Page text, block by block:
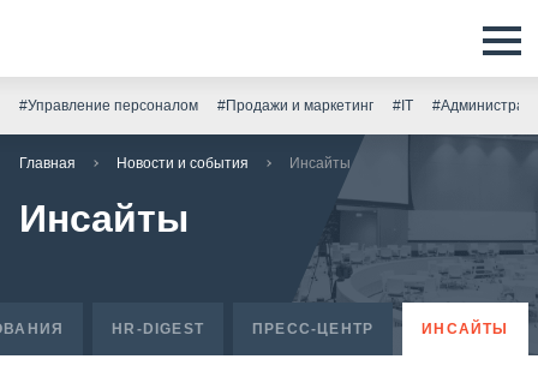
#Управление персоналом #Продажи и маркетинг #IT
Главная Новости и события Инсайты
Инсайты
HR-DIGEST ПРЕСС-ЦЕНТР ИНСАЙТЫ